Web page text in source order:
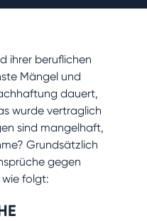
ihrer beruflichen
Mängel und
dauert,
wurde vertraglich
sind mangelhaft,
Grundsätzlich
gegen
folgt: